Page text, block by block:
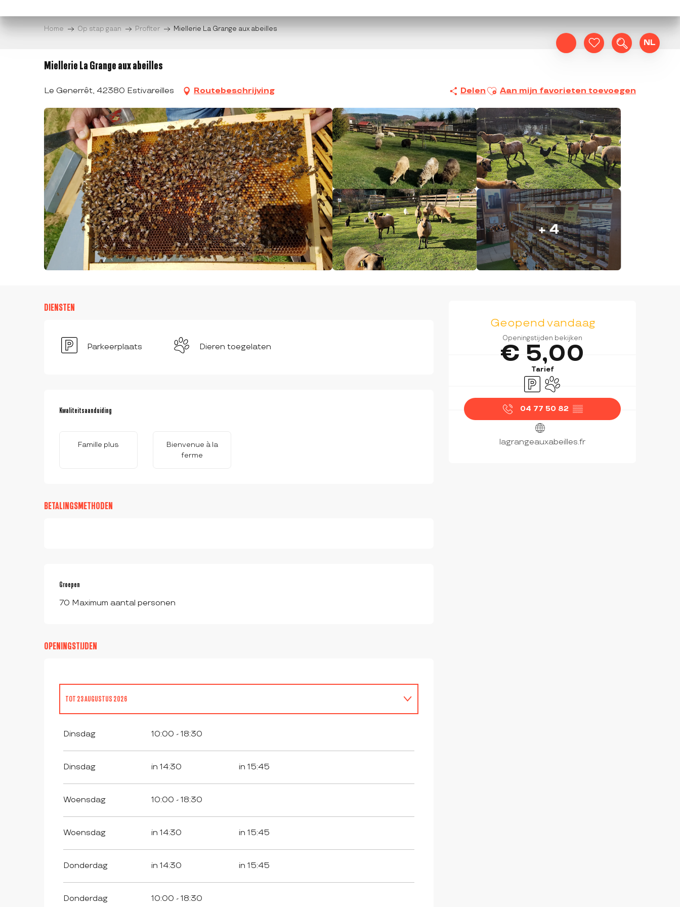
au
Zoek op
NL
Home Op stap gaan Profiter Miellerie La Grange aux abeilles
Miellerie La Grange aux abeilles
Le Generrêt, 42380 Estivareilles Routebeschrijving Delen Ajouter aux favoris
Aan mijn favorieten toevoegen
+ 4
OPENINGSTIJDEN EN
Geopend vandaag
Openingstijden bekijken
€ 5,00
Tarief
Parkeerplaats
Dieren toegelaten
04 77 50 82 ▒▒
lagrangeauxabeilles.fr
DIENSTEN
Parkeerplaats Dieren toegelaten
DIENSTVERLENING
Kwaliteitsaanduiding
Kwaliteitsaanduiding
Famille plus
Bienvenue à la
ferme
BETALINGSMETHODEN
Groepen
Groepen
70 Maximum aantal personen
OPENINGSTIJDEN
VANAF4 APRIL 2026TOT19 APRIL 2026
VANAF20 APRIL 2026TOT1 MEI 2026
29 MEI 2026
TOT 23 AUGUSTUS 2026
Dinsdag 10:00 - 18:30
Dinsdag in 14:30 in 15:45
Woensdag 10:00 - 18:30
Woensdag in 14:30 in 15:45
Donderdag in 14:30 in 15:45
Donderdag 10:00 - 18:30